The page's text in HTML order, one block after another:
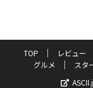
TOP レビュー
グルメ
スタ